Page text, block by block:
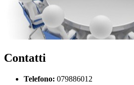
Contatti
Telefono: 079886012